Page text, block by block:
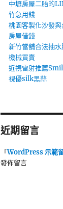
中壢房屋二胎的
竹急用錢
桃園客製化沙發
房屋借錢
新竹當舖合法抽
機械買賣
近視雷射推薦
視優silk黑蒜
近期留言
「WordPress 示範
發佈留言